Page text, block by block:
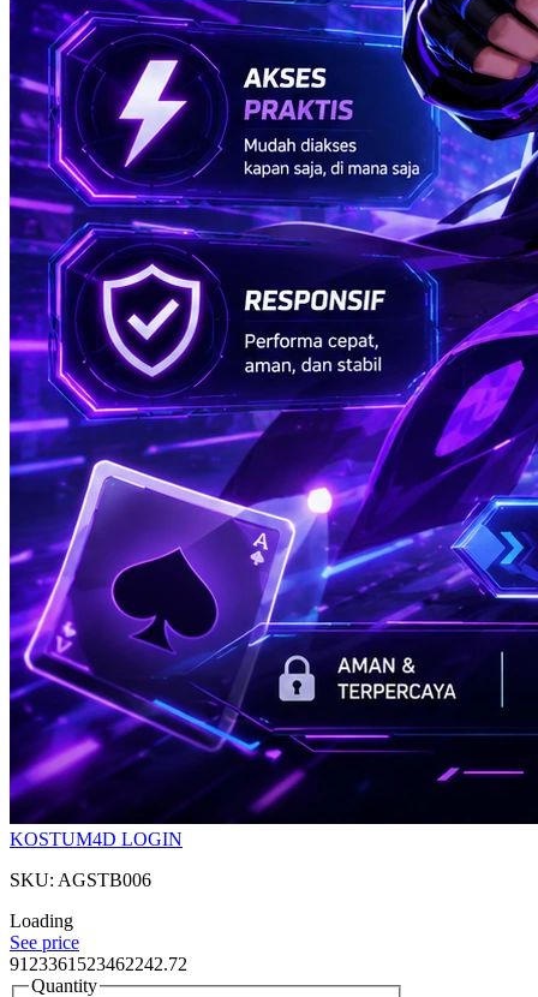
KOSTUM4D LOGIN
SKU: AGSTB006
Loading
See price
9123361523462242.72
Quantity